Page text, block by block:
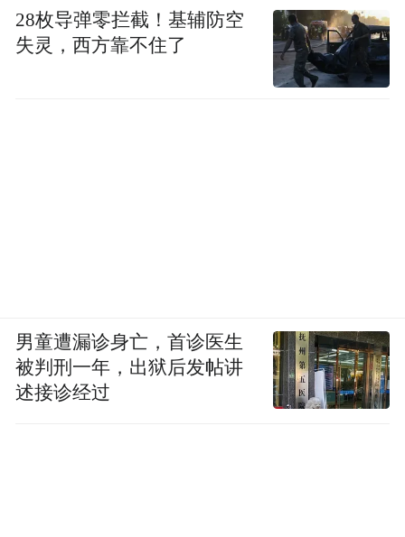
28枚导弹零拦截！基辅防空
失灵，西方靠不住了
男童遭漏诊身亡，首诊医生
被判刑一年，出狱后发帖讲
述接诊经过